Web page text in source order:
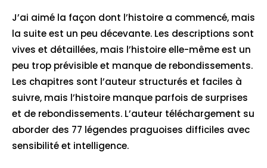
J’ai aimé la façon dont l’histoire a commencé, mais
la suite est un peu décevante. Les descriptions sont
vives et détaillées, mais l’histoire elle-même est un
peu trop prévisible et manque de rebondissements.
Les chapitres sont l’auteur structurés et faciles à
suivre, mais l’histoire manque parfois de surprises
et de rebondissements. L’auteur téléchargement su
aborder des 77 légendes praguoises difficiles avec
sensibilité et intelligence.